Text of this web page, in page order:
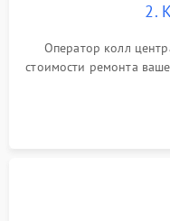
2.
Оператор колл
стоимости ремонта